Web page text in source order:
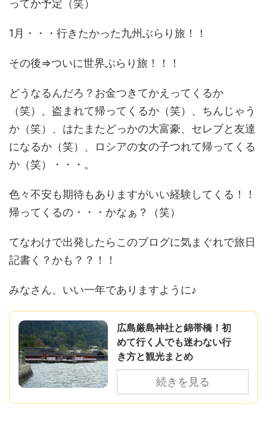
ってか予定（笑）
1月・・・行きたかった九州ぶらり旅！！
その後⇒ついに世界ぶらり旅！！！
どうなるんだろ？お金つきてかえってくるか
（笑）、盗まれて帰ってくるか（笑）、ちんじゃう
か（笑）、はたまたどっかの大富豪、セレブと友達
になるか（笑）、ロシアの女の子つれて帰ってくる
か（笑）・・・。
色々不安も期待もありますがいい経験してくる！！
帰ってくるの・・・かなぁ？（笑）
てなわけで出発したらこのブログに気まぐれで旅日
記書く？かも？？！！
みなさん、いい一年でありますように♪
広島厳島神社と錦帯橋！初
めて行く人でも迷わない行
き方と観光まとめ
続きを見る